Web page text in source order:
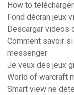
How to
Fond décran jeux
Descargar videos
Comment savoir
messenger
Je veux des jeux
World of warcraft
Smart view ne